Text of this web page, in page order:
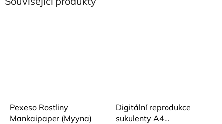
Pexeso Rostliny
Mankaipaper (Myyna)
Digitální reprodukce
sukulenty A4